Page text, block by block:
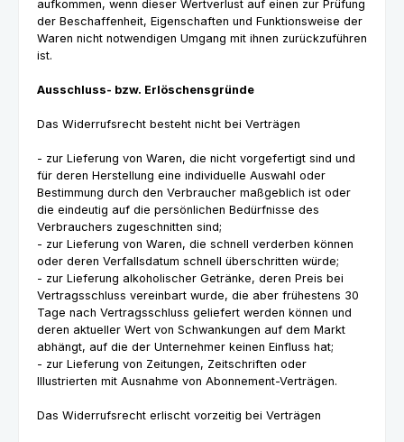
aufkommen, wenn dieser Wertverlust auf einen zur Prüfung
der Beschaffenheit, Eigenschaften und Funktionsweise der
Waren nicht notwendigen Umgang mit ihnen zurückzuführen
ist.
Ausschluss- bzw. Erlöschensgründe
Das Widerrufsrecht besteht nicht bei Verträgen
- zur Lieferung von Waren, die nicht vorgefertigt sind und
für deren Herstellung eine individuelle Auswahl oder
Bestimmung durch den Verbraucher maßgeblich ist oder
die eindeutig auf die persönlichen Bedürfnisse des
Verbrauchers zugeschnitten sind;
- zur Lieferung von Waren, die schnell verderben können
oder deren Verfallsdatum schnell überschritten würde;
- zur Lieferung alkoholischer Getränke, deren Preis bei
Vertragsschluss vereinbart wurde, die aber frühestens 30
Tage nach Vertragsschluss geliefert werden können und
deren aktueller Wert von Schwankungen auf dem Markt
abhängt, auf die der Unternehmer keinen Einfluss hat;
- zur Lieferung von Zeitungen, Zeitschriften oder
Illustrierten mit Ausnahme von Abonnement-Verträgen.
Das Widerrufsrecht erlischt vorzeitig bei Verträgen